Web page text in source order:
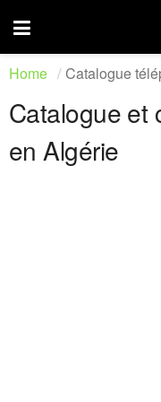
Home Catalogue
Catalogue et
en Algérie